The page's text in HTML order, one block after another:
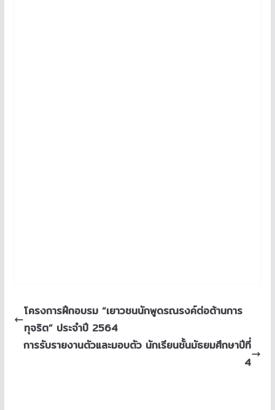
โครงการฝึกอบรม “เยาวชนนักพูดรณรงค์ต่อต้านการ
ทุจริต” ประจำปี 2564
การรับรายงานตัวและมอบตัว นักเรียนชั้นมัธยมศึกษาปีที่
4